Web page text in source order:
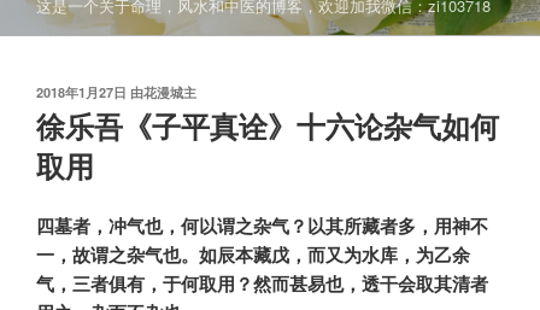
这是一个关于命理，风水和中医的博客，欢迎加我微信：zi103718
发
布
于
2018年1月27日 由花漫城主
徐乐吾《子平真诠》十六论杂气如何
取用
四墓者，冲气也，何以谓之杂气？以其所藏者多，用神不
一，故谓之杂气也。如辰本藏戊，而又为水库，为乙余
气，三者俱有，于何取用？然而甚易也，透干会取其清者